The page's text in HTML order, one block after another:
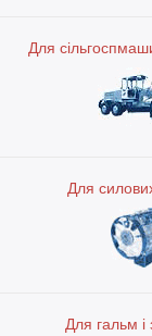
Для
Для
Для гальм і